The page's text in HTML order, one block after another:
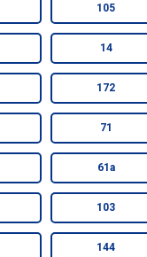
105
14
172
71
61а
103
144